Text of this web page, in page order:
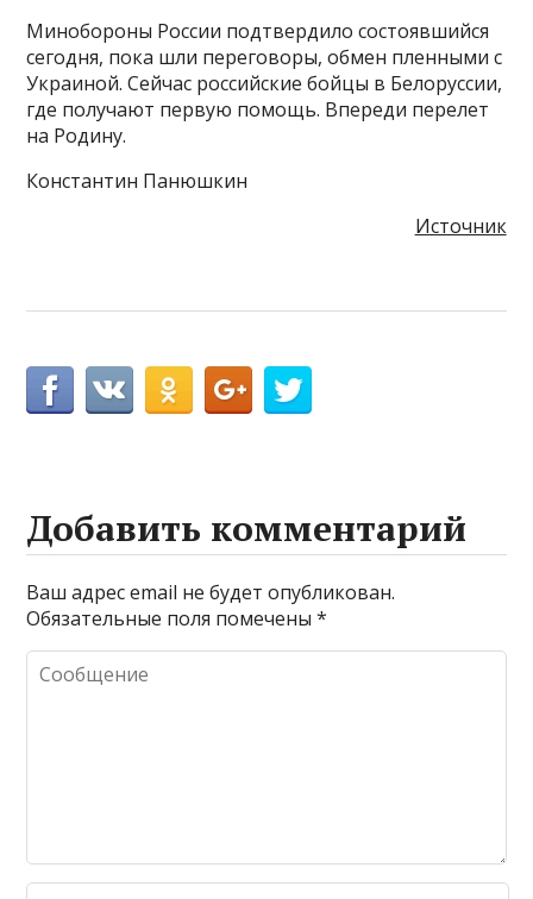
Минобороны России подтвердило состоявшийся
сегодня, пока шли переговоры, обмен пленными с
Украиной. Сейчас российские бойцы в Белоруссии,
где получают первую помощь. Впереди перелет
на Родину.
Константин Панюшкин
Источник
Добавить комментарий
Ваш адрес email не будет опубликован.
Обязательные поля помечены*